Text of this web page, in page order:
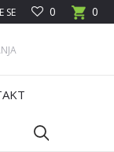
0
0
SE